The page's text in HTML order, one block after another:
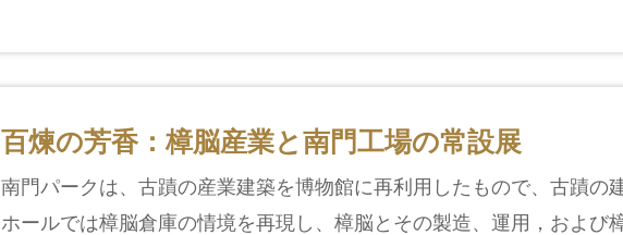
百煉の芳香：樟脳産業と南門工場の常設展
南門パークは、古蹟の産業建築を博物館に再利用したもので、古蹟
ホールでは樟脳倉庫の情境を再現し、樟脳とその製造、運用，およ